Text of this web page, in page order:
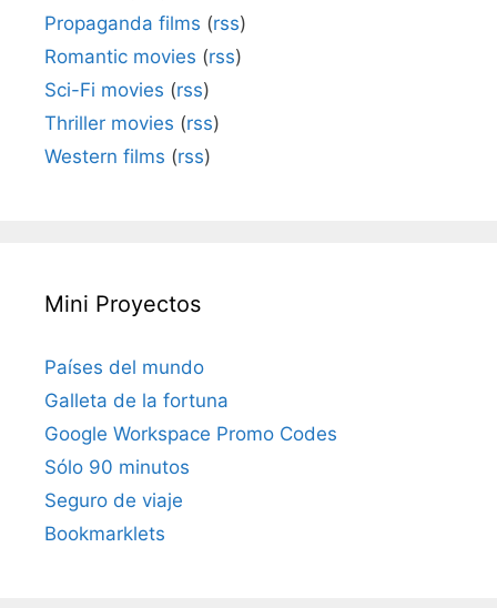
Propaganda films (rss)
Romantic movies (rss)
Sci-Fi movies (rss)
Thriller movies (rss)
Western films (rss)
Mini Proyectos
Países del mundo
Galleta de la fortuna
Google Workspace Promo Codes
Sólo 90 minutos
Seguro de viaje
Bookmarklets